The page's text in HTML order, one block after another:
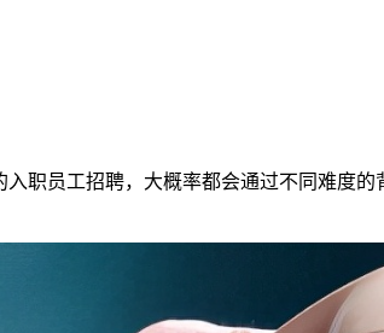
职员工招聘，大概率都会通过不同难度